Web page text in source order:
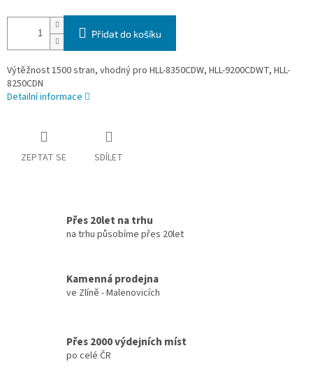
Přidat do košíku
Výtěžnost 1500 stran, vhodný pro HLL-8350CDW, HLL-9200CDWT, HLL-
8250CDN
Detailní informace
ZEPTAT SE SDÍLET
Přes 20let na trhu
na trhu působíme přes 20let
Kamenná prodejna
ve Zlíně - Malenovicích
Přes 2000 výdejních míst
po celé ČR